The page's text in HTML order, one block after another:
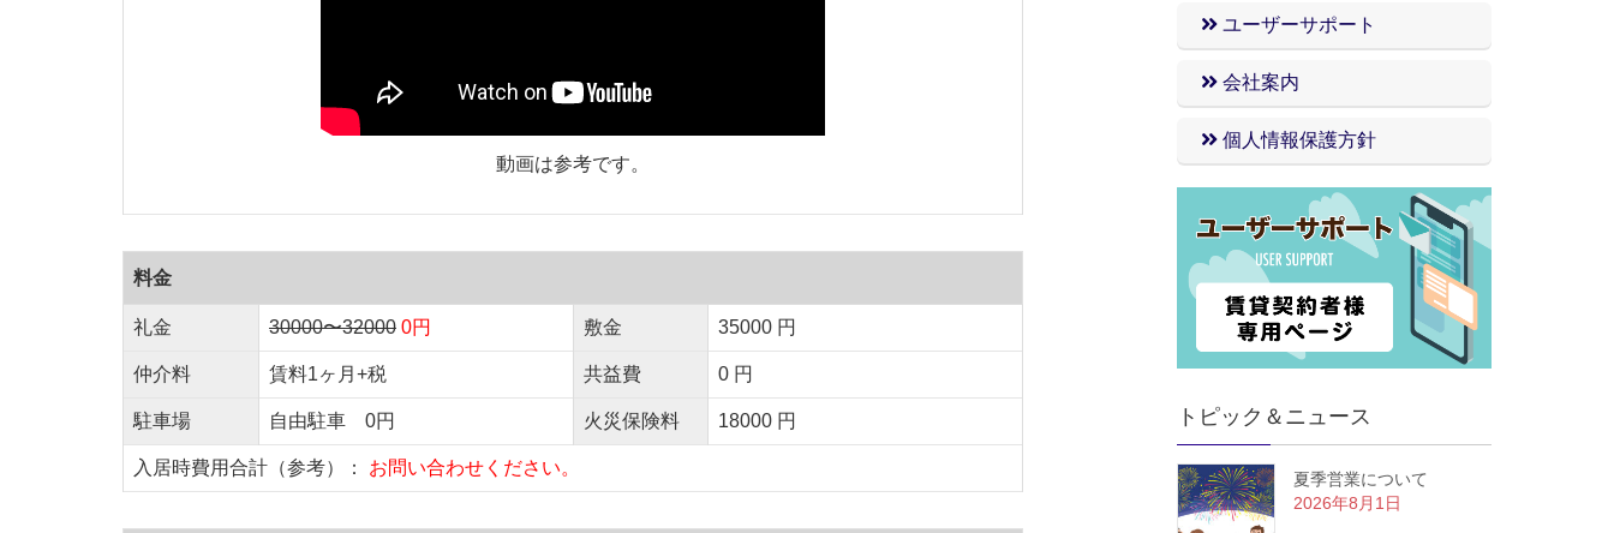
動画は参考です。
料金
礼金 30000〜32000 0円 敷金 35000 円
仲介料 賃料1ヶ月+税 共益費 0 円
駐車場 自由駐車 0円 火災保険料 18000 円
入居時費用合計（参考）： お問い合わせください。
ユーザーサポート
会社案内
個人情報保護方針
トピック＆ニュース
夏季営業について
2026年8月1日